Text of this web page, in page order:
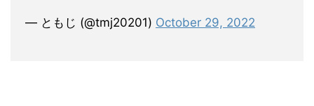
— ともじ (@tmj20201) October 29, 2022